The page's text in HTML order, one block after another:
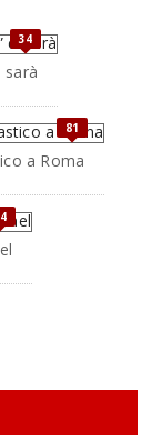
34
sarà
81
a Roma